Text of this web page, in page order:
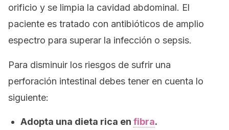
orificio y se limpia la cavidad abdominal. El
paciente es tratado con antibióticos de amplio
espectro para superar la infección o sepsis.
Para disminuir los riesgos de sufrir una
perforación intestinal debes tener en cuenta lo
siguiente:
Adopta una dieta rica en fibra.